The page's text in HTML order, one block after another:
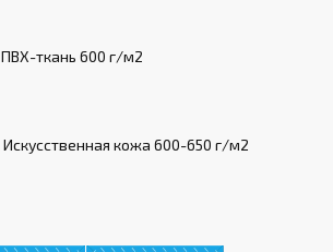
ПВХ-ткань 600 г/м2
Искусcтвенная кожа 600-650 г/м2